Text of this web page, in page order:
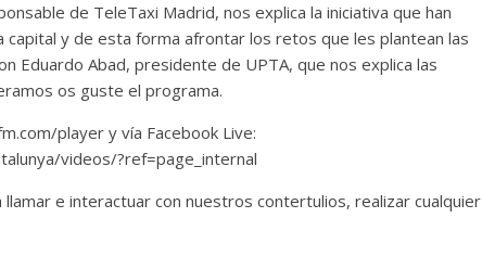
de TeleTaxi Madrid, nos explica la iniciativa que han
y de esta forma afrontar los retos que les plantean las
Eduardo Abad, presidente de UPTA, que nos explica las
os guste el programa.
player y vía Facebook Live:
videos/?ref=page_internal
e interactuar con nuestros contertulios, realizar cualquier